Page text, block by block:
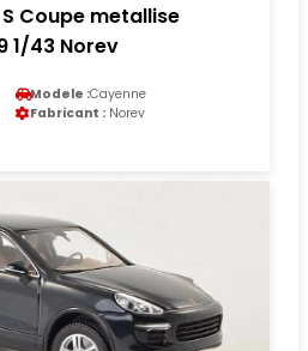
Coupe metallise
1/43 Norev
Modele :Cayenne
Fabricant : Norev